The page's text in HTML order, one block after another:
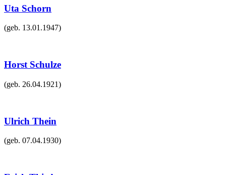
Uta Schorn
(geb. 13.01.1947)
Horst Schulze
(geb. 26.04.1921)
Ulrich Thein
(geb. 07.04.1930)